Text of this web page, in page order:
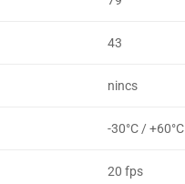
43
nincs
-30°C / +60°C
20 fps